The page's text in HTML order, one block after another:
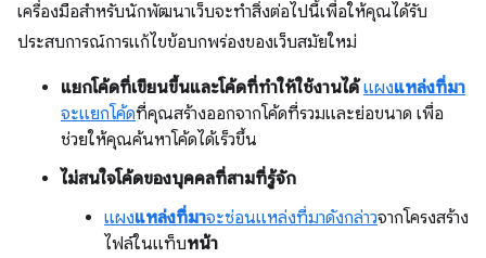
เครื่องมือสำหรับนักพัฒนาเว็บจะทำสิ่งต่อไปนี้เพื่อให้คุณได้รับ
ประสบการณ์การแก้ไขข้อบกพร่องของเว็บสมัยใหม่
แยกโค้ดที่เขียนขึ้นและโค้ดที่ทำให้ใช้งานได้ แผงแหล่งที่มา
จะแยกโค้ดที่คุณสร้างออกจากโค้ดที่รวมและย่อขนาด เพื่อ
ช่วยให้คุณค้นหาโค้ดได้เร็วขึ้น
ไม่สนใจโค้ดของบุคคลที่สามที่รู้จัก
แผงแหล่งที่มาจะซ่อนแหล่งที่มาดังกล่าวจากโครงสร้าง
ไฟล์ในแท็บหน้า